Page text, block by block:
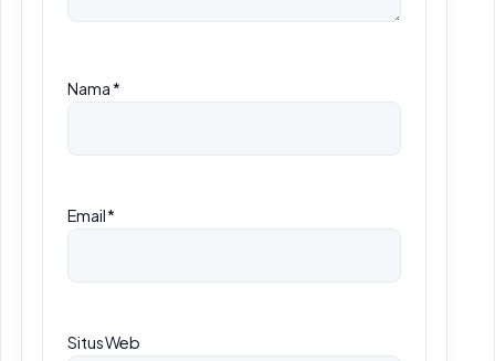
Nama*
Email*
Situs Web